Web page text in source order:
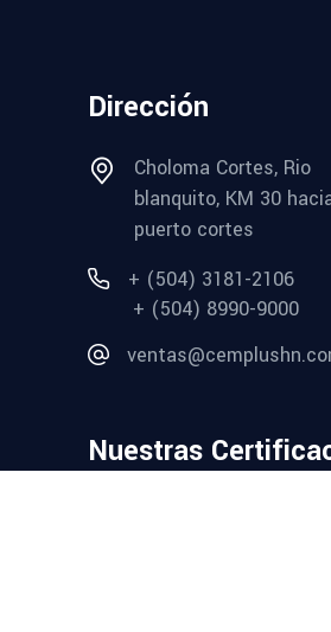
Dirección
Choloma Cortes, Rio
blanquito, KM 30
puerto cortes
+ (504) 3181-2106
+ (504) 8990-9000
Nuestras